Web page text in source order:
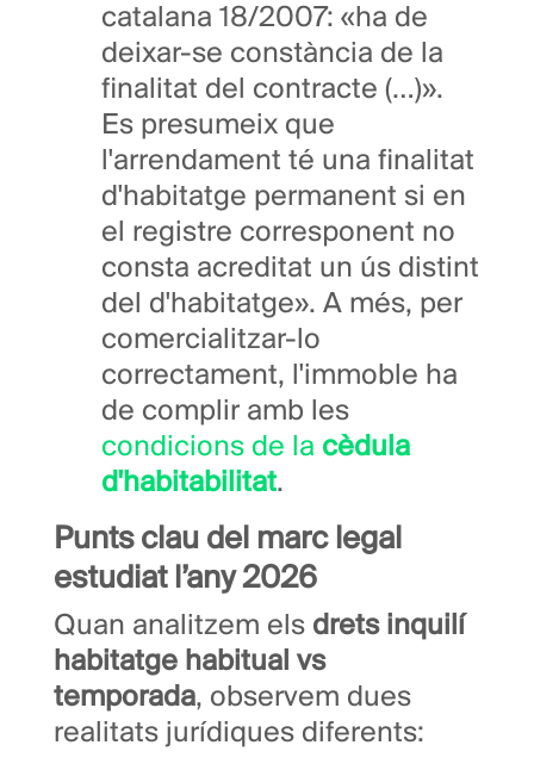
catalana 18/2007: «ha de
deixar-se constància de la
finalitat del contracte (…)».
Es presumeix que
l'arrendament té una finalitat
d'habitatge permanent si en
el registre corresponent no
consta acreditat un ús distint
del d'habitatge». A més, per
comercialitzar-lo
correctament, l'immoble ha
de complir amb les
condicions de la cèdula
d'habitabilitat.
Punts clau del marc legal
estudiat l’any 2026
Quan analitzem els drets inquilí
habitatge habitual vs
temporada, observem dues
realitats jurídiques diferents: